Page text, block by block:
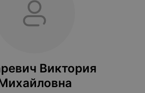
Виктория